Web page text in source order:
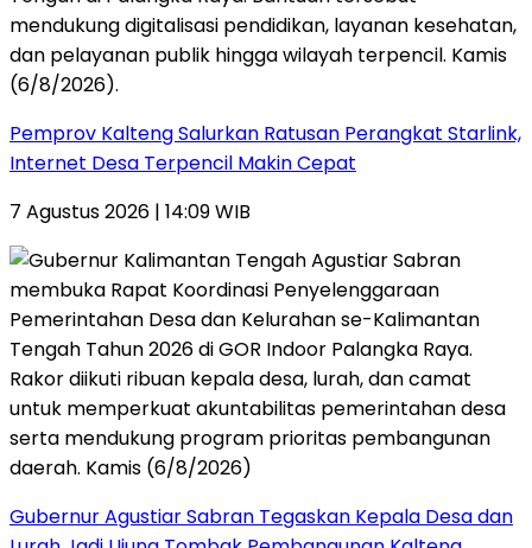
Pemprov Kalteng Salurkan Ratusan Perangkat Starlink,
Internet Desa Terpencil Makin Cepat
7 Agustus 2026 | 14:09 WIB
Gubernur Agustiar Sabran Tegaskan Kepala Desa dan